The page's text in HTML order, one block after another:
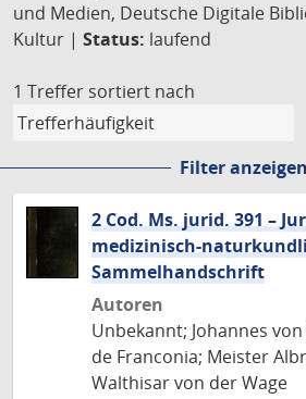
und Medien, Deutsche Digitale
Kultur | Status: laufend
1 Treffer sortiert nach
Filter anzeigen
2 Cod. Ms. jurid. 391 –
medizinisch-
Sammelhandschrift
Autoren
Unbekannt; Johannes
de Franconia; Meister
Walthisar von der Wage